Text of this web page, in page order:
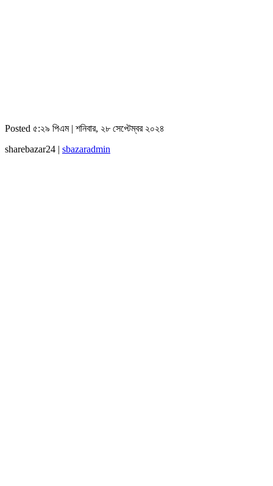
Posted ৫:২৯ পিএম | শনিবার, ২৮ সেপ্টেম্বর ২০২৪
sharebazar24 | sbazaradmin